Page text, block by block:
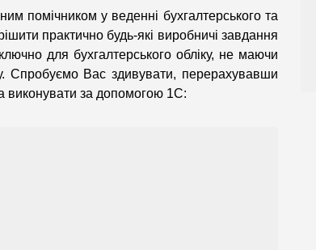
помічником у веденні бухгалтерського та
практично будь-які виробничі завдання
для бухгалтерського обліку, не маючи
Спробуємо Вас здивувати, перерахувавши
виконувати за допомогою 1С: